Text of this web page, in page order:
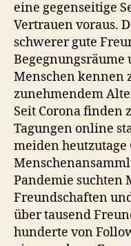
eine gegenseitige
Vertrauen voraus.
schwerer gute
Menschen kennen
zunehmendem
Seit Corona finden
Tagungen online
meiden heutzutage
Pandemie suchten
Freundschaften
über tausend
hunderte von